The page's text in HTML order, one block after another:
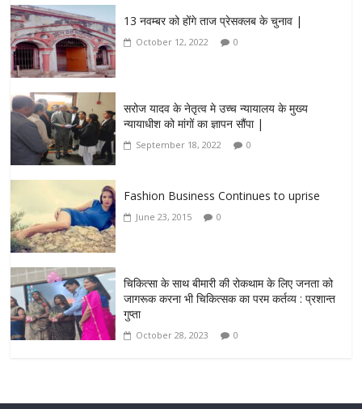
13 नवम्बर को होंगे ताज प्रेसक्लब के चुनाव |
October 12, 2022 0
सरोज यादव के नेतृत्व मे उच्च न्यायालय के मुख्य
न्यायाधीश को मांगों का ज्ञापन सौंपा |
September 18, 2022 0
Fashion Business Continues to uprise
June 23, 2015 0
चिकित्सा के साथ बीमारी की रोकथाम के लिए जनता को
जागरूक करना भी चिकित्सक का परम कर्तव्य : प्रशान्त
गुप्ता
October 28, 2023 0